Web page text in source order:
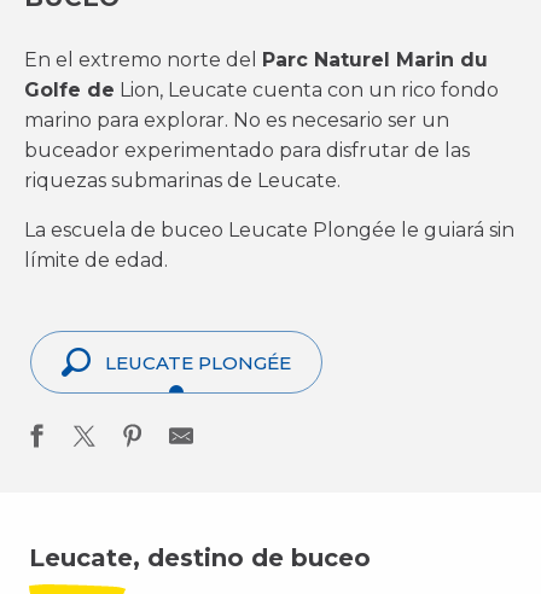
En el extremo norte del Parc Naturel Marin du
Golfe de Lion, Leucate cuenta con un rico fondo
marino para explorar. No es necesario ser un
buceador experimentado para disfrutar de las
riquezas submarinas de Leucate.
La escuela de buceo Leucate Plongée le guiará sin
límite de edad.
LEUCATE PLONGÉE
Leucate, destino de buceo